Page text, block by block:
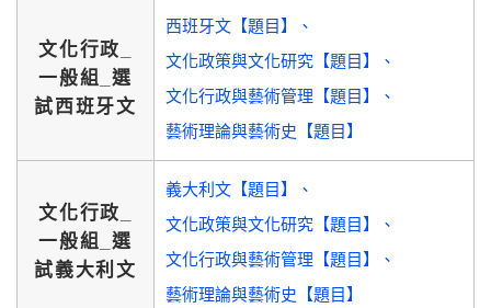
文化行政_
一般組_選
試西班牙文
西班牙文【題目】
文化政策與文化研究【題目】
文化行政與藝術管理【題目】
藝術理論與藝術史【題目】
文化行政_
一般組_選
試義大利文
義大利文【題目】
文化政策與文化研究【題目】
文化行政與藝術管理【題目】
藝術理論與藝術史【題目】